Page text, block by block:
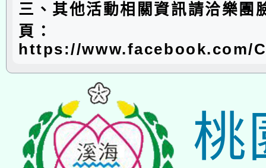
三、其他活動相關資訊請洽樂團
頁：
https://www.facebook.com/
桃